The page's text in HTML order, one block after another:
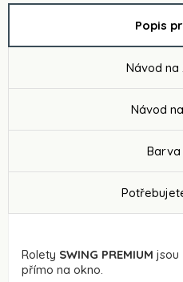
Popis
Návod na
Návod
Rolety SWING PREMIUM jsou
přímo na okno.